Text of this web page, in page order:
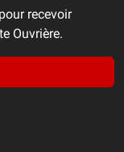
recevoir
Ouvrière.